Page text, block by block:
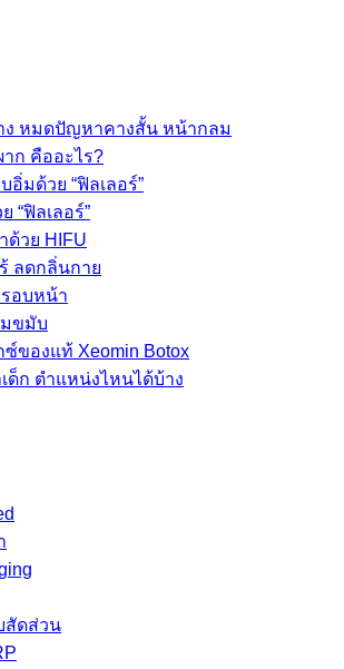
ง หมดปัญหาคางสั้น หน้ากลม
ก คืออะไร?
มด้วย “ฟิลเลอร์”
“ฟิลเลอร์”
ด้วย HIFU
ลดกลิ่นกาย
อบหน้า
มขมับ
ของแท้ Xeomin Botox
ด็ก ตำแหน่งไหนได้บ้าง
สัดส่วน